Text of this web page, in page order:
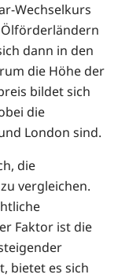
Wechselkurs
dann in den
die Höhe der
bildet sich
die
London sind.
die
vergleichen.
Faktor ist die
bietet es sich